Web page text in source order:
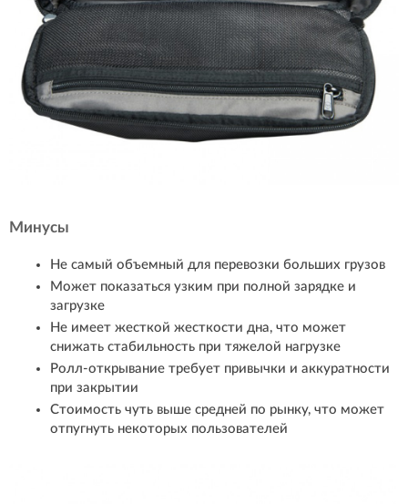
Минусы
Не самый объемный для перевозки больших грузов
Может показаться узким при полной зарядке и
загрузке
Не имеет жесткой жесткости дна, что может
снижать стабильность при тяжелой нагрузке
Ролл-открывание требует привычки и аккуратности
при закрытии
Стоимость чуть выше средней по рынку, что может
отпугнуть некоторых пользователей